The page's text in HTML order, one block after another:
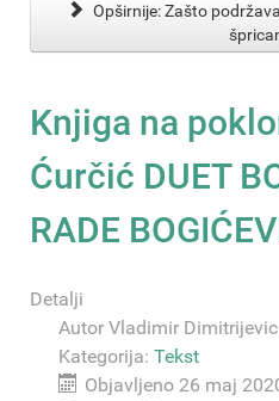
Opširnije: Zašto
Knjiga na
Ćurčić DUET
RADE
Detalji
Autor Vladimir Dimitrijevic
Kategorija: Tekst
Objavljeno 26 maj